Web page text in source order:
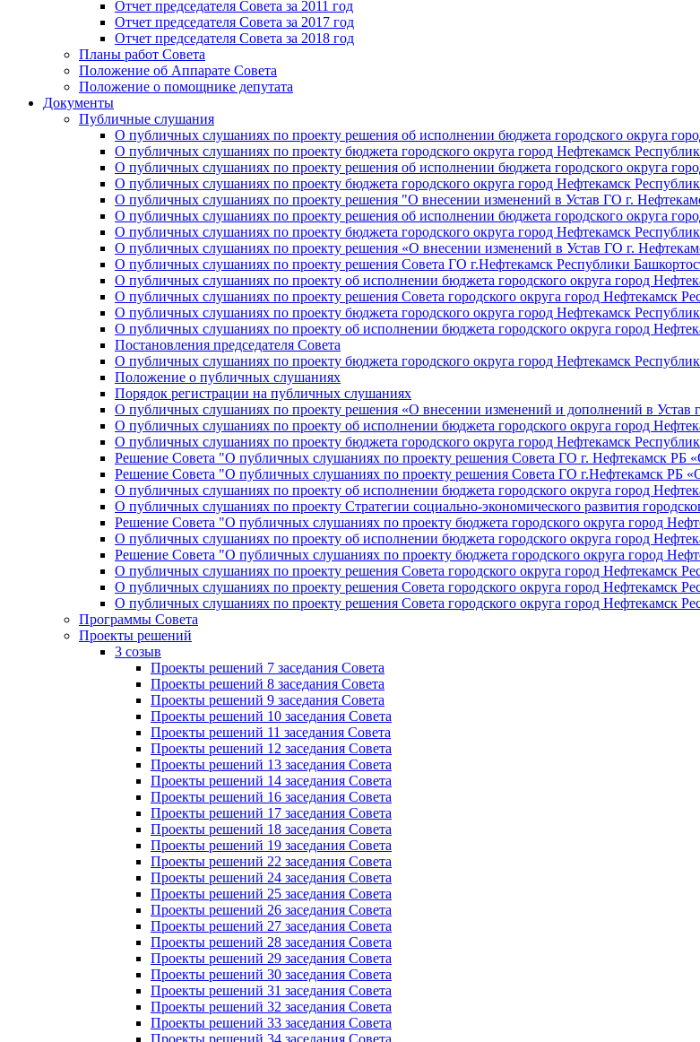
Отчет председателя Совета за 2011 год
Отчет председателя Совета за 2017 год
Отчет председателя Совета за 2018 год
Планы работ Совета
Положение об Аппарате Совета
Положение о помощнике депутата
Документы
Публичные слушания
О публичных слушаниях по проекту решения об исполнении бюджета городского округа
О публичных слушаниях по проекту бюджета городского округа город Нефтекамск
О публичных слушаниях по проекту решения об исполнении бюджета городского округа
О публичных слушаниях по проекту бюджета городского округа город Нефтекамск
О публичных слушаниях по проекту решения "О внесении изменений в Устав ГО г.
О публичных слушаниях по проекту решения об исполнении бюджета городского округа
О публичных слушаниях по проекту бюджета городского округа город Нефтекамск
О публичных слушаниях по проекту решения «О внесении изменений в Устав ГО г.
О публичных слушаниях по проекту решения Совета ГО г.Нефтекамск Республики
О публичных слушаниях по проекту об исполнении бюджета городского округа город
О публичных слушаниях по проекту решения Совета городского округа город Нефтекамск
О публичных слушаниях по проекту бюджета городского округа город Нефтекамск
О публичных слушаниях по проекту об исполнении бюджета городского округа город
Постановления председателя Совета
О публичных слушаниях по проекту бюджета городского округа город Нефтекамск
Положение о публичных слушаниях
Порядок регистрации на публичных слушаниях
О публичных слушаниях по проекту решения «О внесении изменений и дополнений в Устав
О публичных слушаниях по проекту об исполнении бюджета городского округа город
О публичных слушаниях по проекту бюджета городского округа город Нефтекамск
Решение Совета "О публичных слушаниях по проекту решения Совета ГО г. Нефтекамск РБ
Решение Совета "О публичных слушаниях по проекту решения Совета ГО г.Нефтекамск РБ
О публичных слушаниях по проекту об исполнении бюджета городского округа город
О публичных слушаниях по проекту Стратегии социально-экономического развития
Решение Совета "О публичных слушаниях по проекту бюджета городского округа город
О публичных слушаниях по проекту об исполнении бюджета городского округа город
Решение Совета "О публичных слушаниях по проекту бюджета городского округа город
О публичных слушаниях по проекту решения Совета городского округа город Нефтекамск
О публичных слушаниях по проекту решения Совета городского округа город Нефтекамск
О публичных слушаниях по проекту решения Совета городского округа город Нефтекамск
Программы Совета
Проекты решений
3 созыв
Проекты решений 7 заседания Совета
Проекты решений 8 заседания Совета
Проекты решений 9 заседания Совета
Проекты решений 10 заседания Совета
Проекты решений 11 заседания Совета
Проекты решений 12 заседания Совета
Проекты решений 13 заседания Совета
Проекты решений 14 заседания Совета
Проекты решений 16 заседания Совета
Проекты решений 17 заседания Совета
Проекты решений 18 заседания Совета
Проекты решений 19 заседания Совета
Проекты решений 22 заседания Совета
Проекты решений 24 заседания Совета
Проекты решений 25 заседания Совета
Проекты решений 26 заседания Совета
Проекты решений 27 заседания Совета
Проекты решений 28 заседания Совета
Проекты решений 29 заседания Совета
Проекты решений 30 заседания Совета
Проекты решений 31 заседания Совета
Проекты решений 32 заседания Совета
Проекты решений 33 заседания Совета
Проекты решений 34 заседания Совета